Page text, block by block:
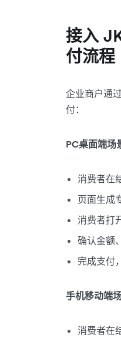
接入
付流程
企业商户通
付：
PC桌面端场
消费者在
页面生成
消费者打
确认金额
完成支付
手机移动端
消费者在